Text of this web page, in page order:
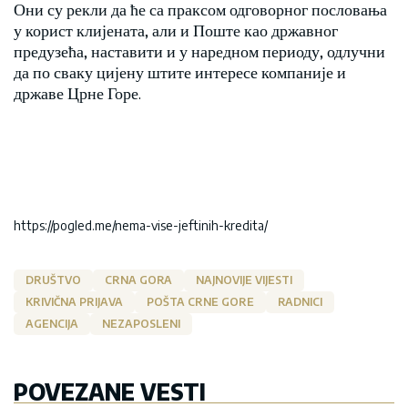
Они су рекли да ће са праксом одговорног пословања
у корист клијената, али и Поште као државног
предузећа, наставити и у наредном периоду, одлучни
да по сваку цијену штите интересе компаније и
државе Црне Горе.
https://pogled.me/nema-vise-jeftinih-kredita/
DRUŠTVO CRNA GORA
NAJNOVIJE VIJESTI
KRIVIČNA PRIJAVA
POŠTA CRNE GORE
RADNICI
AGENCIJA
NEZAPOSLENI
POVEZANE VESTI